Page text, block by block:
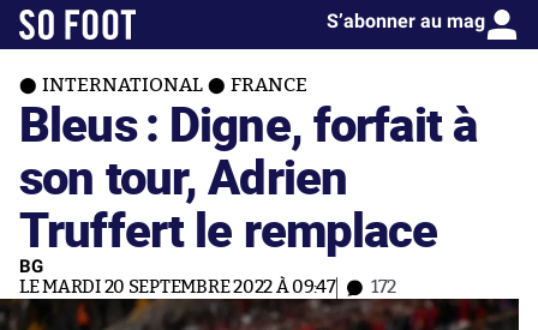
S’abonner au mag
INTERNATIONAL FRANCE
Bleus : Digne, forfait à
son tour, Adrien
Truffert le remplace
BG
LE MARDI 20 SEPTEMBRE 2022 À 09:47 172